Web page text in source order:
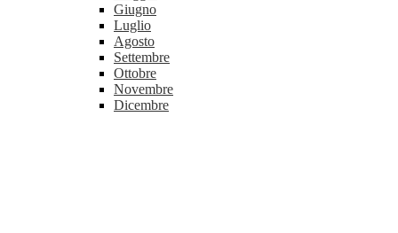
Giugno
Luglio
Agosto
Settembre
Ottobre
Novembre
Dicembre